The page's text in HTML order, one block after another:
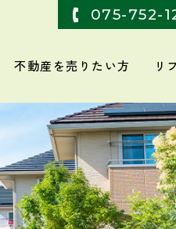
不動産を売りたい方 リ
075-752-